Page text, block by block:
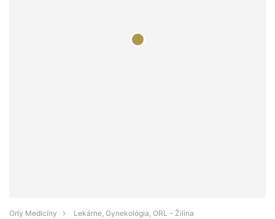
Orly Medicíny
Lekárne, Gynekológia, ORL - Žilina